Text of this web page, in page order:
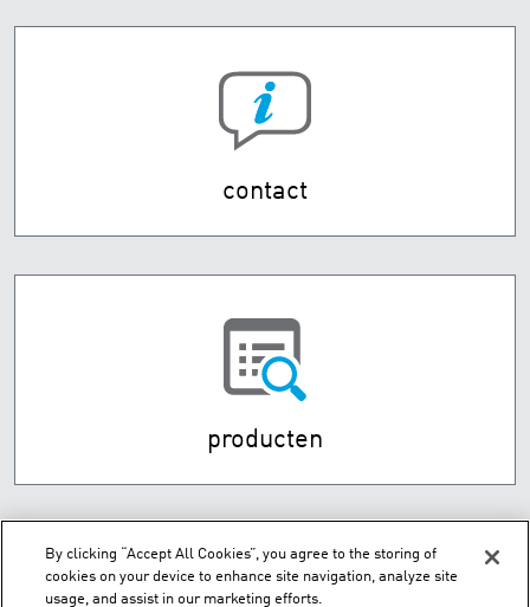
contact
producten
By clicking “Accept All Cookies”, you agree to the storing of
cookies on your device to enhance site navigation, analyze site
usage, and assist in our marketing efforts.